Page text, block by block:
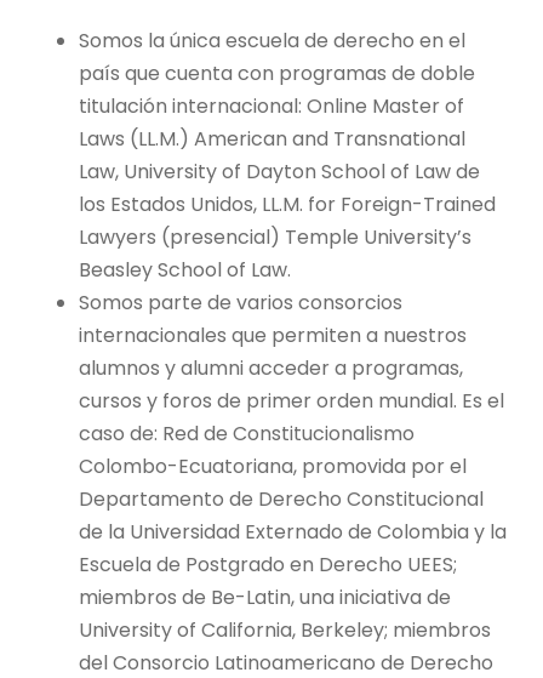
Somos la única escuela de derecho en el
país que cuenta con programas de doble
titulación internacional: Online Master of
Laws (LL.M.) American and Transnational
Law, University of Dayton School of Law de
los Estados Unidos, LL.M. for Foreign-Trained
Lawyers (presencial) Temple University’s
Beasley School of Law.
Somos parte de varios consorcios
internacionales que permiten a nuestros
alumnos y alumni acceder a programas,
cursos y foros de primer orden mundial. Es el
caso de: Red de Constitucionalismo
Colombo-Ecuatoriana, promovida por el
Departamento de Derecho Constitucional
de la Universidad Externado de Colombia y la
Escuela de Postgrado en Derecho UEES;
miembros de Be-Latin, una iniciativa de
University of California, Berkeley; miembros
del Consorcio Latinoamericano de Derecho